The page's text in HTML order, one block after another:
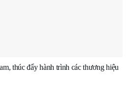
thúc đẩy hành trình các thương hiệu